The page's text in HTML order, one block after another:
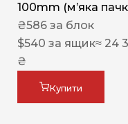
100mm (м’яка
₴586 за блок
$540 за ящик≈ 24
₴
Купити